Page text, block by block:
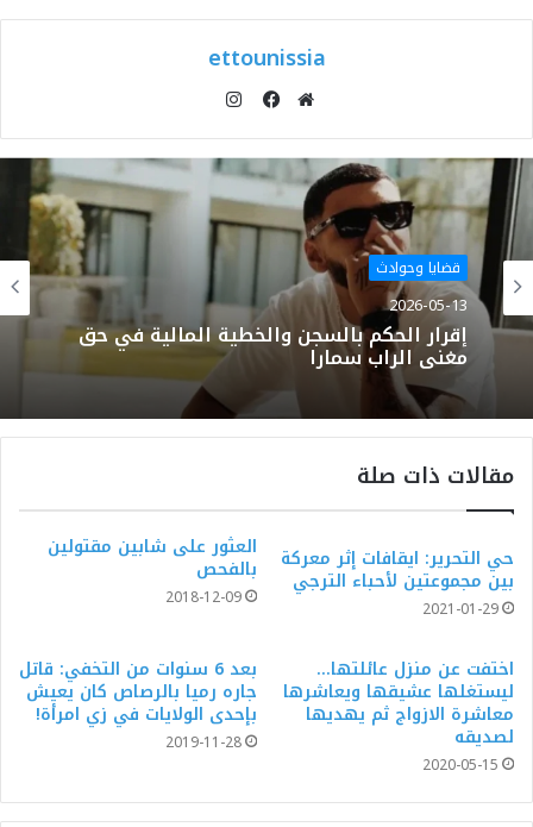
ettounissia
الويب
قضايا وحوادث
2026-05-13
إقرار الحكم بالسجن والخطية المالية في حق
مغني الراب سمارا
مقالات ذات صلة
حي التحرير: ايقافات إثر معركة
بين مجموعتين لأحباء الترجي
2021-01-29
العثور على شابين مقتولين
بالفحص
2018-12-09
اختفت عن منزل عائلتها…
ليستغلها عشيقها ويعاشرها
معاشرة الازواج ثم يهديها
لصديقه
2020-05-15
بعد 6 سنوات من التخفي: قاتل
جاره رميا بالرصاص كان يعيش
بإحدى الولايات في زي امرأة!
2019-11-28